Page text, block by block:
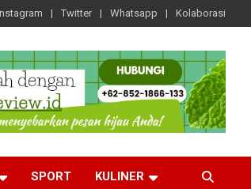
Twitter Whatsapp Kolaborasi
SPORT KULINER